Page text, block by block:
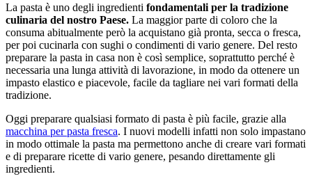
La pasta è uno degli ingredienti fondamentali per la tradizione
culinaria del nostro Paese. La maggior parte di coloro che la
consuma abitualmente però la acquistano già pronta, secca o fresca,
per poi cucinarla con sughi o condimenti di vario genere. Del resto
preparare la pasta in casa non è così semplice, soprattutto perché è
necessaria una lunga attività di lavorazione, in modo da ottenere un
impasto elastico e piacevole, facile da tagliare nei vari formati della
tradizione.
Oggi preparare qualsiasi formato di pasta è più facile, grazie alla
macchina per pasta fresca. I nuovi modelli infatti non solo impastano
in modo ottimale la pasta ma permettono anche di creare vari formati
e di preparare ricette di vario genere, pesando direttamente gli
ingredienti.